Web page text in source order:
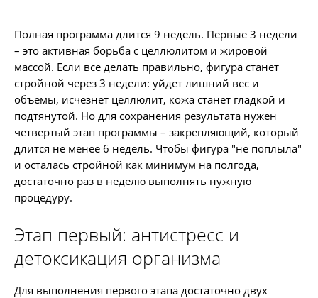
Полная программа длится 9 недель. Первые 3 недели
– это активная борьба с целлюлитом и жировой
массой. Если все делать правильно, фигура станет
стройной через 3 недели: уйдет лишний вес и
объемы, исчезнет целлюлит, кожа станет гладкой и
подтянутой. Но для сохранения результата нужен
четвертый этап программы – закрепляющий, который
длится не менее 6 недель. Чтобы фигура "не поплыла"
и осталась стройной как минимум на полгода,
достаточно раз в неделю выполнять нужную
процедуру.
Этап первый: антистресс и
детоксикация организма
Для выполнения первого этапа достаточно двух